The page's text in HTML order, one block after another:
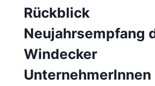
Rückblick
Neujahrsempfang
Windecker
UnternehmerInnen